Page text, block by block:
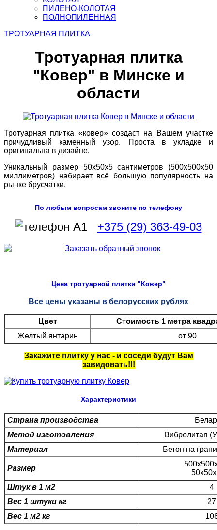
ПИЛЕНО-КОЛОТАЯ
ПОЛНОПИЛЕННАЯ
ТРОТУАРНАЯ ПЛИТКА
Тротуарная плитка
"Ковер" в Минске и
области
Тротуарная плитка «ковер» создаст на Вашем участке
причудливый каменный узор. Проста в укладке и
оригинальна в дизайне.
Уникальный размер 50х50х5 сантиметров (500х500х50
миллиметров) набирает всё большую популярность на
рынке брусчатки.
По любым вопросам звоните по телефону
+375 (29) 363-49-03
Цена тротуарной плитки "Ковер"
Все цены указаны в белорусских рублях
Цвет
Стоимость 1 метра
Желтый янтарин
от 90
Закажите плитку у нас - и соседи будут Вам
завидовать!!!
Характеристики
Страна производства
Метод изготовления
Вибролитая
Материал
Бетон на
Размер
Штук в 1 м2
4
Вес 1 штуки кг
27
Вес 1 м2 кг